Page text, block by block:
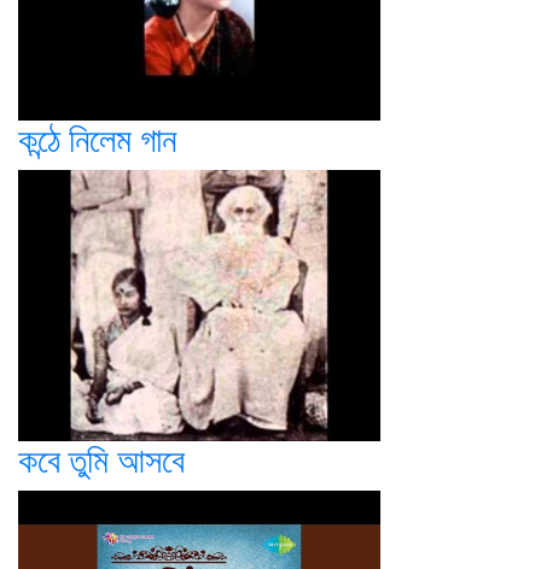
কন্ঠে নিলেম গান
কবে তুমি আসবে